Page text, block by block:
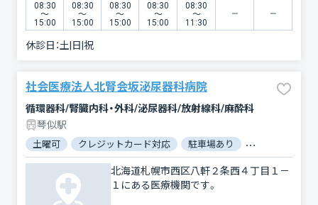
08:30
〜
15:00
08:30
〜
15:00
08:30
〜
15:00
08:30
〜
15:00
08:30
〜
11:30
休診日：土|日|祝
社会医療法人北腎会坂泌尿器科病院
循環器科/腎臓内科・外科/泌尿器科/放射線科/麻酔科
琴似駅
土曜可 クレジットカード対応 駐車場あり バリアフリー
北海道札幌市西区八軒２条西４丁目１－
１にある医療機関です。